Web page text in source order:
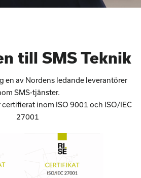
till SMS Teknik
en av Nordens ledande leverantörer
SMS-tjänster.
inom ISO 9001 och ISO/IEC
27001